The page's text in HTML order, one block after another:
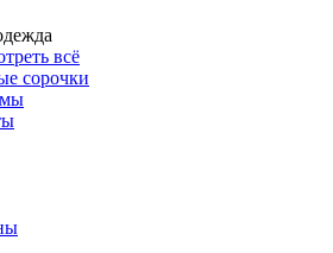
всё
сорочки